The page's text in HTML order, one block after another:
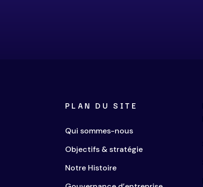
PLAN DU SITE
Qui sommes-nous
Objectifs & stratégie
Notre Histoire